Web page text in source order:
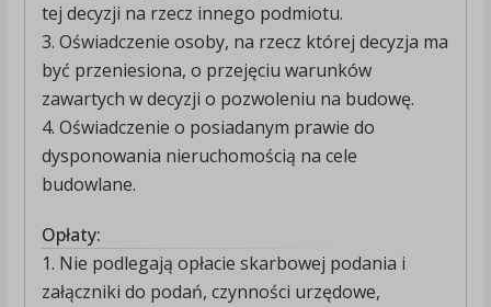
tej decyzji na rzecz innego podmiotu.
3. Oświadczenie osoby, na rzecz której decyzja ma
być przeniesiona, o przejęciu warunków
zawartych w decyzji o pozwoleniu na budowę.
4. Oświadczenie o posiadanym prawie do
dysponowania nieruchomością na cele
budowlane.
Opłaty:
1. Nie podlegają opłacie skarbowej podania i
załączniki do podań, czynności urzędowe,